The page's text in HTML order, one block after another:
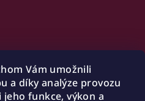
Vám umožnili
a díky analýze provozu
funkce, výkon a